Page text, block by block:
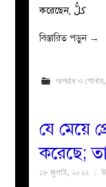
করেছেন, كلُّ
বিস্তারিত পড়ুন →
অপরাধ ও গোনাহ,
যে মেয়ে
করেছে;
১৮ জুলাই, ২০২২